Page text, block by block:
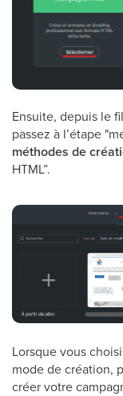
Ensuite, depuis le
passez à l’étape
méthodes de
HTML”.
Lorsque vous
mode de création,
créer votre